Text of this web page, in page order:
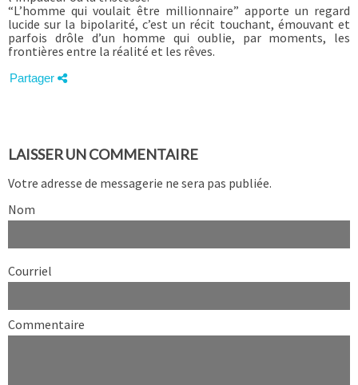
“L’homme qui voulait être millionnaire” apporte un regard
lucide sur la bipolarité, c’est un récit touchant, émouvant et
parfois drôle d’un homme qui oublie, par moments, les
frontières entre la réalité et les rêves.
Partager
LAISSER UN COMMENTAIRE
Votre adresse de messagerie ne sera pas publiée.
Nom
Courriel
Commentaire